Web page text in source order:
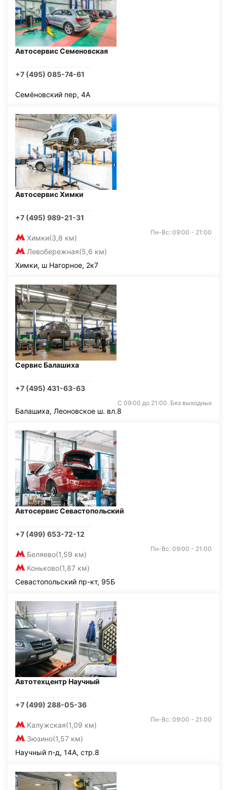
Автосервис Семеновская
+7 (495) 085-74-61
Семёновский пер, 4А
Автосервис Химки
+7 (495) 989-21-31
Химки(3,8 км)
Левобережная(5,6 км)
Пн-Вс: 09:00 - 21:00
Химки, ш Нагорное, 2к7
Сервис Балашиха
+7 (495) 431-63-63
С 09:00 до 21:00. Без выходных
Балашиха, Леоновское ш. вл.8
Автосервис Севастопольский
+7 (499) 653-72-12
Беляево(1,59 км)
Коньково(1,87 км)
Пн-Вс: 09:00 - 21:00
Севастопольский пр-кт, 95Б
Автотехцентр Научный
+7 (499) 288-05-36
Калужская(1,09 км)
Зюзино(1,57 км)
Пн-Вс: 09:00 - 21:00
Научный п-д, 14А, стр.8